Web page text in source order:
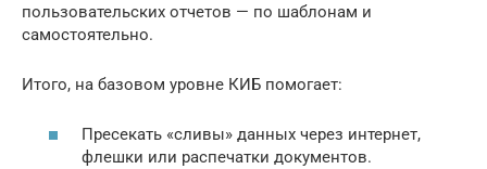
пользовательских отчетов — по шаблонам и
самостоятельно.
Итого, на базовом уровне КИБ помогает:
Пресекать «сливы» данных через интернет,
флешки или распечатки документов.